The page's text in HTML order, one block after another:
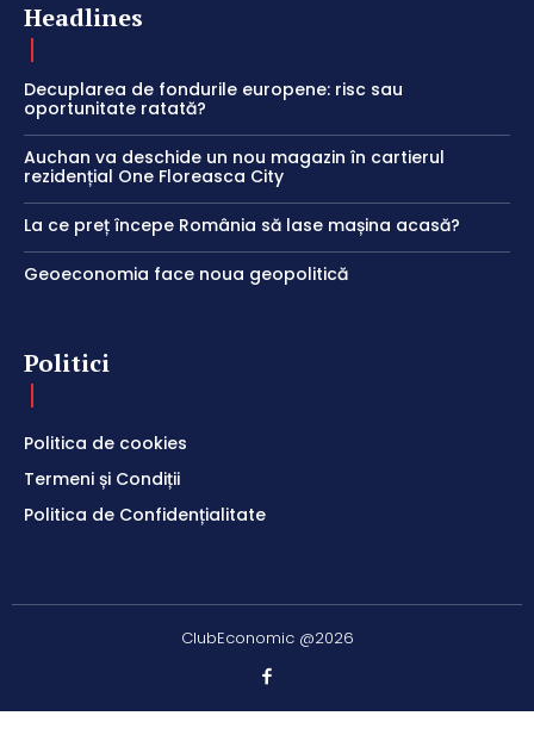
Headlines
Decuplarea de fondurile europene: risc sau
oportunitate ratată?
Auchan va deschide un nou magazin în cartierul
rezidențial One Floreasca City
La ce preț începe România să lase mașina acasă?
Geoeconomia face noua geopolitică
Politici
Politica de cookies
Termeni și Condiții
Politica de Confidențialitate
ClubEconomic @2026